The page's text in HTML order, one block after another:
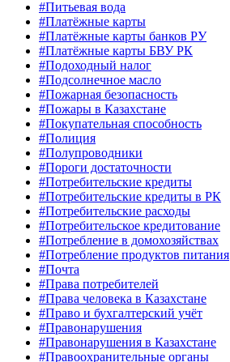
#Питьевая вода
#Платёжные карты
#Платёжные карты банков РУ
#Платёжные карты БВУ РК
#Подоходный налог
#Подсолнечное масло
#Пожарная безопасность
#Пожары в Казахстане
#Покупательная способность
#Полиция
#Полупроводники
#Пороги достаточности
#Потребительские кредиты
#Потребительские кредиты в РК
#Потребительские расходы
#Потребительское кредитование
#Потребление в домохозяйствах
#Потребление продуктов питания
#Почта
#Права потребителей
#Права человека в Казахстане
#Право и бухгалтерский учёт
#Правонарушения
#Правонарушения в Казахстане
#Правоохранительные органы